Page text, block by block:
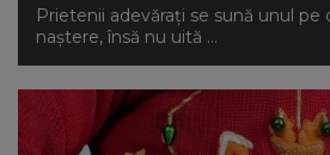
Prietenii adevărați se sună unul pe
naștere, însă nu uită ...